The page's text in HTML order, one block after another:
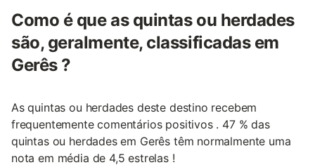
Como é que as quintas ou herdades
são, geralmente, classificadas em
Gerês ?
As quintas ou herdades deste destino recebem
frequentemente comentários positivos . 47 % das
quintas ou herdades em Gerês têm normalmente uma
nota em média de 4,5 estrelas !